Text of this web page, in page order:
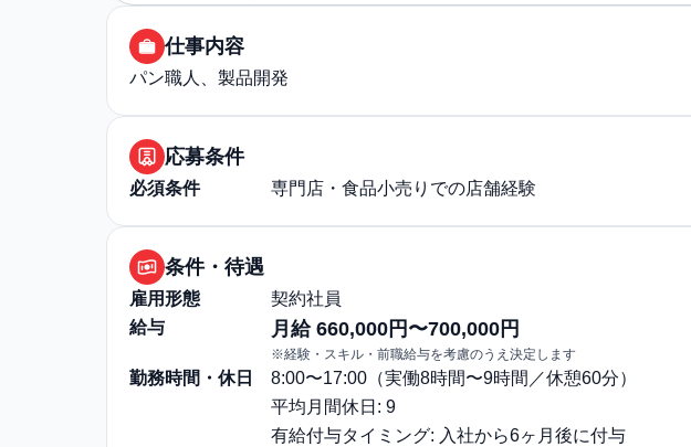
仕事内容
パン職人、製品開発
応募条件
必須条件 専門店・食品小売りでの店舗経験
条件・待遇
雇用形態
契約社員
給与
月給 660,000円〜700,000円
※経験・スキル・前職給与を考慮のうえ決定します
勤務時間・休日
8:00〜17:00（実働8時間〜9時間／休憩60分）
平均月間休日: 9
有給付与タイミング: 入社から6ヶ月後に付与